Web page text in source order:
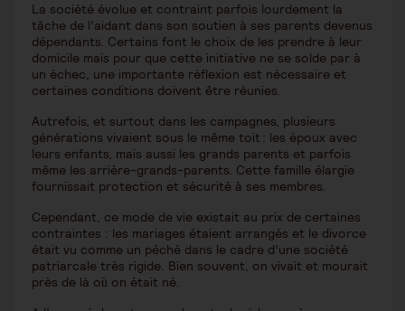
La société évolue et contraint parfois lourdement la
tâche de l’aidant dans son soutien à ses parents devenus
dépendants. Certains font le choix de les prendre à leur
domicile mais pour que cette initiative ne se solde par à
un échec, une importante réflexion est nécessaire et
certaines conditions doivent être réunies.
Autrefois, et surtout dans les campagnes, plusieurs
générations vivaient sous le même toit : les époux avec
leurs enfants, mais aussi les grands parents et parfois
même les arrière-grands-parents. Cette famille élargie
fournissait protection et sécurité à ses membres.
Cependant, ce mode de vie existait au prix de certaines
contraintes : les mariages étaient arrangés et le divorce
était vu comme un péché dans le cadre d’une société
patriarcale très rigide. Bien souvent, on vivait et mourait
près de là où on était né.